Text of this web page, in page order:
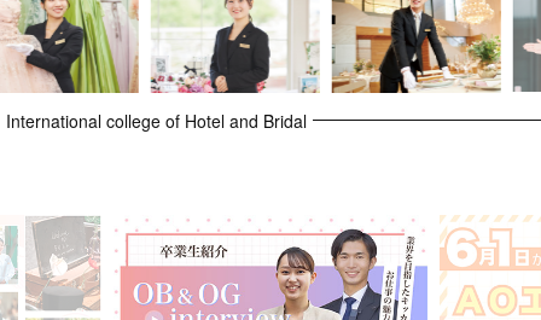
International college of Hotel and Bridal